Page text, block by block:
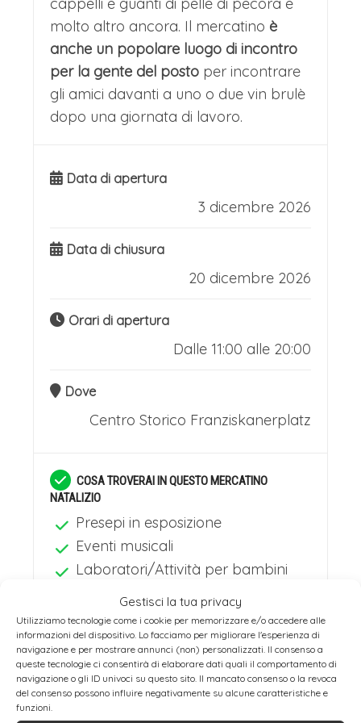
Gestisci la tua privacy
Utilizziamo tecnologie come i cookie per memorizzare e/o accedere alle
informazioni del dispositivo. Lo facciamo per migliorare l'esperienza di
navigazione e per mostrare annunci (non) personalizzati. Il consenso a
queste tecnologie ci consentirà di elaborare dati quali il comportamento di
navigazione o gli ID univoci su questo sito. Il mancato consenso o la revoca
del consenso possono influire negativamente su alcune caratteristiche e
funzioni.
campanili gemelli e le possenti mura
cittadine complete di nove torri
accessibili. La cultura trova
espressione nel futuristico KKL,
capolavoro di Jean Nouvel che
lago, sede di concerti e mostre
internazionali. Tra crociere ai monti
birrifici, Lucerna incanta per la sua
capacità di fondere grandiosità
nel carnevale coloratissimo, completa
perfetta simbiosi con il suo
straordinario ambiente naturale.
RIENTRO A CASA
Ripartenza nel tardo pomeriggio in
direzione dell’Italia e arrivo a
destinazione in serata
compatibilmente con le rispettive città
di provenienza.
offrendo artigianato, decorazioni
natalizie e specialità alsaziane.
L'atmosfera è resa magica dalle luci
scintillanti, l'albero gigante in Place
Strasburgo la vera "Capitale del
culture, sospesa tra l'eredità francese e
l'anima tedesca. Il suo cuore è la
Grande Île, patrimonio UNESCO, dove
case a graticcio della Petite France si
specchiano nei canali tranquilli. Questo
antichi lavatoi, profuma di choucroute
e vin blanc. La città è anche la capitale
europea, ospitando il Parlamento nel
quartiere futuristico che dialoga con il
sembra scorrere a diverse velocità:
lento tra i vicoli acciottolati, dinamico
nelle istituzioni comunitarie. È una città
molto altro ancora. Il mercatino è
anche un popolare luogo di incontro
per la gente del posto per incontrare
gli amici davanti a uno o due vin brulè
dopo una giornata di lavoro.
Data di apertura
3 dicembre 2026
Data di chiusura
20 dicembre 2026
Orari di apertura
Dalle 11:00 alle 20:00
Dove
Centro Storico Franziskanerplatz
COSA TROVERAI IN QUESTO MERCATINO
NATALIZIO
Presepi in esposizione
Eventi musicali
Laboratori/Attività per bambini
Mercatino con casette in legno
Mercatino con banchi e gazebo
Artigianato tradizionale